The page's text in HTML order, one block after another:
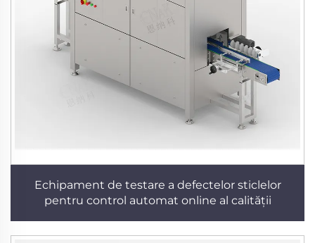
Echipament de testare a defectelor sticlelor
pentru control automat online al calității